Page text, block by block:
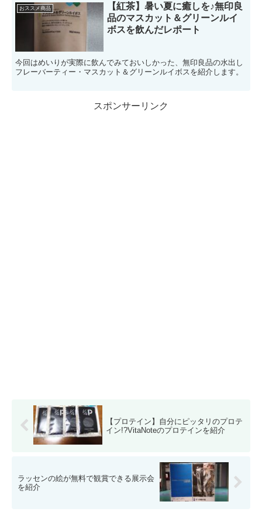
おススメ商品
【紅茶】暑い夏に癒しを♪無印良
品のマスカット＆グリーンルイ
ボスを飲んだレポート
今回はめいりが実際に飲んでみておいしかった、無印良品の水出し
フレーバーティー・マスカット＆グリーンルイボスを紹介します。
スポンサーリンク
【プロテイン】自分にピッタリのプロテ
イン!?VitaNoteのプロテインを紹介
ラッセンの絵が無料で観賞できる展示会
を紹介